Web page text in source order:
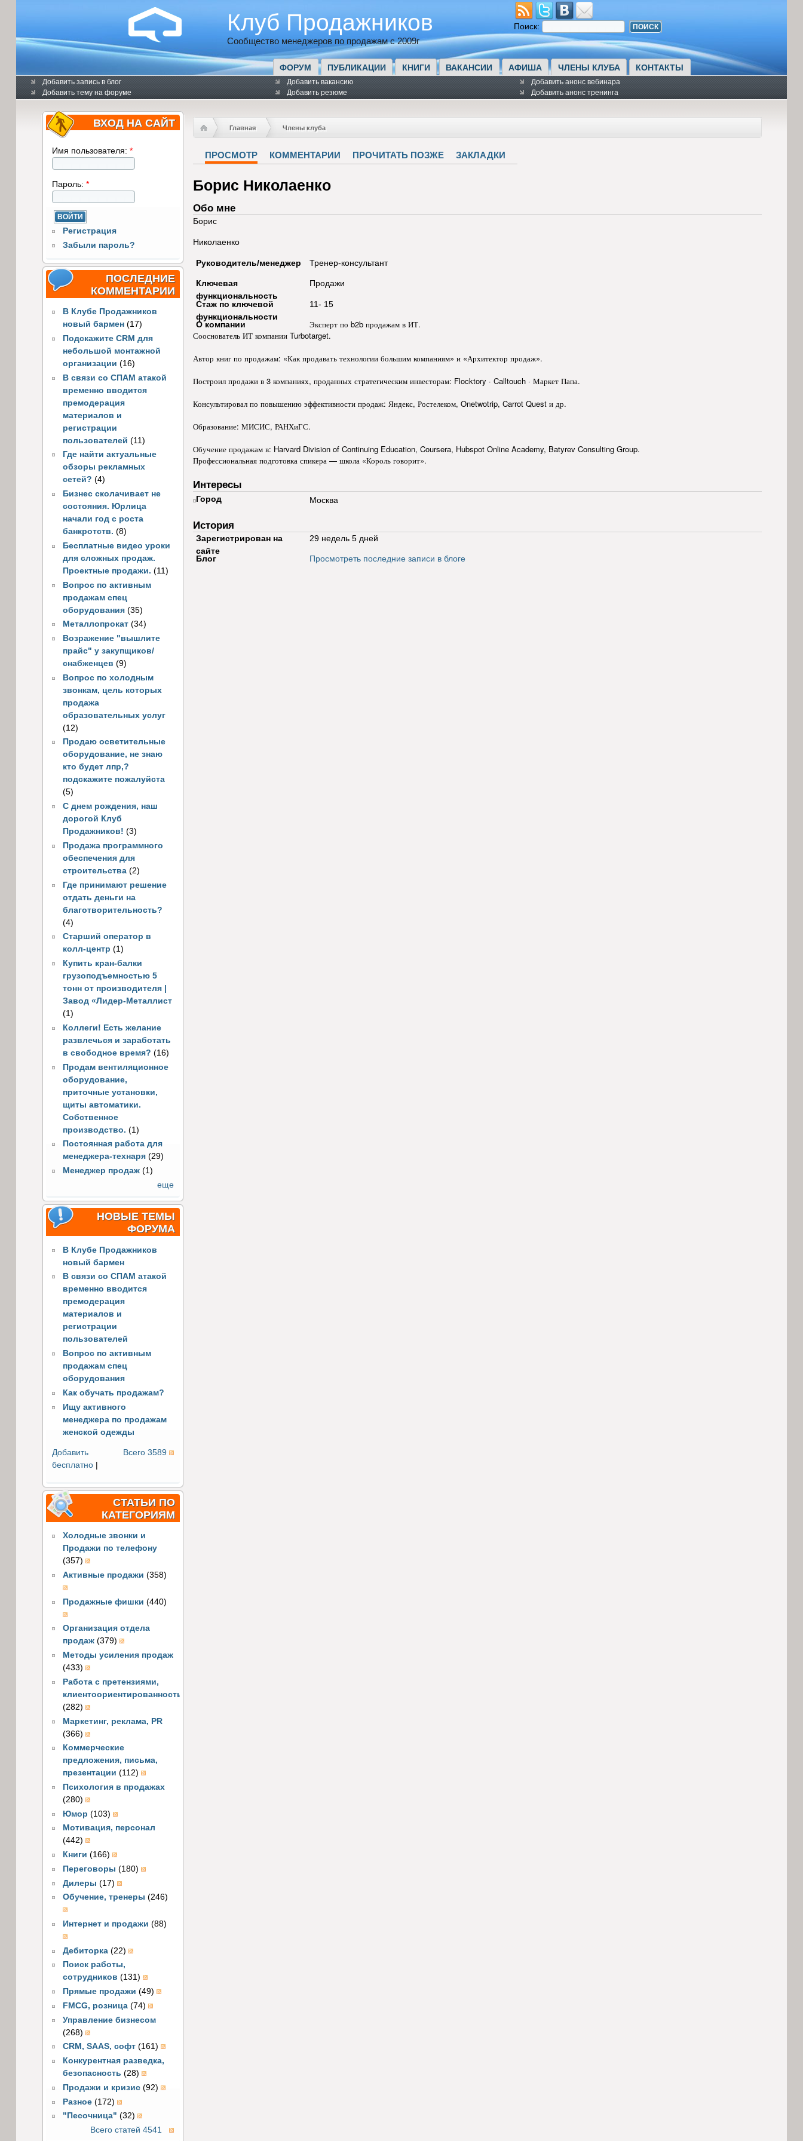
Клуб Продажников
Сообщество менеджеров по продажам с 2009г
Поиск:
ФОРУМ ПУБЛИКАЦИИ КНИГИ ВАКАНСИИ АФИША ЧЛЕНЫ КЛУБА КОНТАКТЫ
Добавить запись в блог
Добавить тему на форуме
Добавить вакансию
Добавить резюме
Добавить анонс вебинара
Добавить анонс тренинга
ВХОД НА САЙТ
Имя пользователя: *
Пароль: *
Регистрация
Забыли пароль?
ПОСЛЕДНИЕ
КОММЕНТАРИИ
В Клубе Продажников
новый бармен (17)
Подскажите CRM для
небольшой монтажной
организации (16)
В связи со СПАМ атакой
временно вводится
премодерация
материалов и
регистрации
пользователей (11)
Где найти актуальные
обзоры рекламных
сетей? (4)
Бизнес сколачивает не
состояния. Юрлица
начали год с роста
банкротств. (8)
Бесплатные видео уроки
для сложных продаж.
Проектные продажи. (11)
Вопрос по активным
продажам спец
оборудования (35)
Металлопрокат (34)
Возражение "вышлите
прайс" у закупщиков/
снабженцев (9)
Вопрос по холодным
звонкам, цель которых
продажа
образовательных услуг
(12)
Продаю осветительные
оборудование, не знаю
кто будет лпр,?
подскажите пожалуйста
(5)
С днем рождения, наш
дорогой Клуб
Продажников! (3)
Продажа программного
обеспечения для
строительства (2)
Где принимают решение
отдать деньги на
благотворительность?
(4)
Старший оператор в
колл-центр (1)
Купить кран-балки
грузоподъемностью 5
тонн от производителя |
Завод «Лидер-Металлист
(1)
Коллеги! Есть желание
развлечься и заработать
в свободное время? (16)
Продам вентиляционное
оборудование,
приточные установки,
щиты автоматики.
Собственное
производство. (1)
Постоянная работа для
менеджера-технаря (29)
Менеджер продаж (1)
еще
НОВЫЕ ТЕМЫ
ФОРУМА
В Клубе Продажников
новый бармен
В связи со СПАМ атакой
временно вводится
премодерация
материалов и
регистрации
пользователей
Вопрос по активным
продажам спец
оборудования
Как обучать продажам?
Ищу активного
менеджера по продажам
женской одежды
Всего 3589
Добавить
бесплатно|
СТАТЬИ ПО
КАТЕГОРИЯМ
Холодные звонки и
Продажи по телефону
(357)
Активные продажи (358)
Продажные фишки (440)
Организация отдела
продаж (379)
Методы усиления продаж
(433)
Работа с претензиями,
клиентоориентированность
(282)
Маркетинг, реклама, PR
(366)
Коммерческие
предложения, письма,
презентации (112)
Психология в продажах
(280)
Юмор (103)
Мотивация, персонал
(442)
Книги (166)
Переговоры (180)
Дилеры (17)
Обучение, тренеры (246)
Интернет и продажи (88)
Дебиторка (22)
Поиск работы,
сотрудников (131)
Прямые продажи (49)
FMCG, розница (74)
Управление бизнесом
(268)
CRM, SAAS, софт (161)
Конкурентная разведка,
безопасность (28)
Продажи и кризис (92)
Разное (172)
"Песочница" (32)
Всего статей 4541
Главная Члены клуба
ПРОСМОТР КОММЕНТАРИИ ПРОЧИТАТЬ ПОЗЖЕ ЗАКЛАДКИ
Борис Николаенко
Обо мне
Борис
Николаенко
Руководитель/менеджер Тренер-консультант
Ключевая
функциональность
Продажи
Стаж по ключевой
функциональности
11- 15
О компании
Эксперт по b2b продажам в ИТ.
Сооснователь ИТ компании Turbotarget.
Автор книг по продажам: «Как продавать технологии большим компаниям» и «Архитектор продаж».
Построил продажи в 3 компаниях, проданных стратегическим инвесторам: Flocktory · Calltouch · Маркет Папа.
Консультировал по повышению эффективности продаж: Яндекс, Ростелеком, Onetwotrip, Carrot Quest и др.
Образование: МИСИС, РАНХиГС.
Обучение продажам в: Harvard Division of Continuing Education, Coursera, Hubspot Online Academy, Batyrev Consulting Group.
Профессиональная подготовка спикера — школа «Король говорит».
Интересы
Город Москва
История
Зарегистрирован на
сайте
29 недель 5 дней
Блог Просмотреть последние записи в блоге